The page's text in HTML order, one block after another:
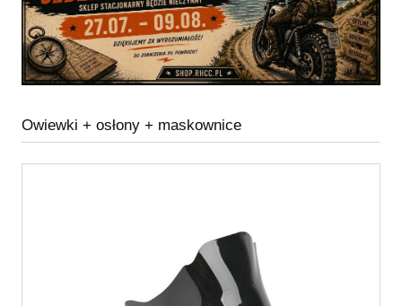
Owiewki + osłony + maskownice